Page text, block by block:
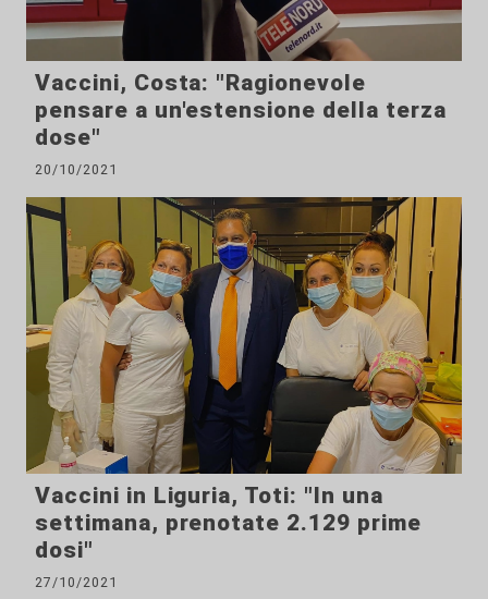
Vaccini, Costa: "Ragionevole
pensare a un'estensione della terza
dose"
20/10/2021
Vaccini in Liguria, Toti: "In una
settimana, prenotate 2.129 prime
dosi"
27/10/2021